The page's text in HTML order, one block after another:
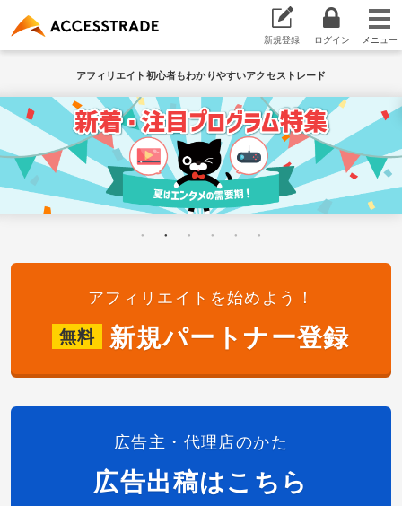
新規登録 ログイン
アフィリエイト初心者もわかりやすいアクセストレード
アフィリエイトを始めよう！
無料 新規パートナー登録
広告主・代理店のかた
広告出稿はこちら